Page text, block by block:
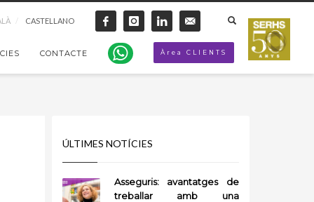
CASTELLANO
CONTACTE Àrea CLIENTS
ÚLTIMES NOTÍCIES
Asseguris: avantatges de
treballar amb una